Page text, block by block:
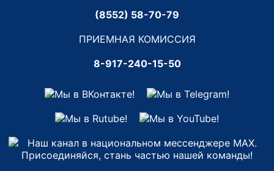
(8552) 58-70-79
ПРИЕМНАЯ КОМИССИЯ
8-917-240-15-50